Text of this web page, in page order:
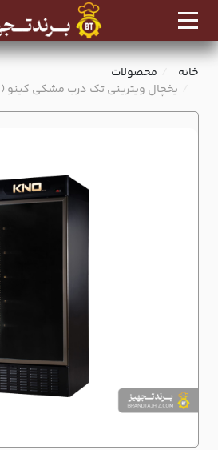
خانه
محصولات
یخچال ویترینی تک درب مشکی کینو (KINO) - مدل KR680 BL